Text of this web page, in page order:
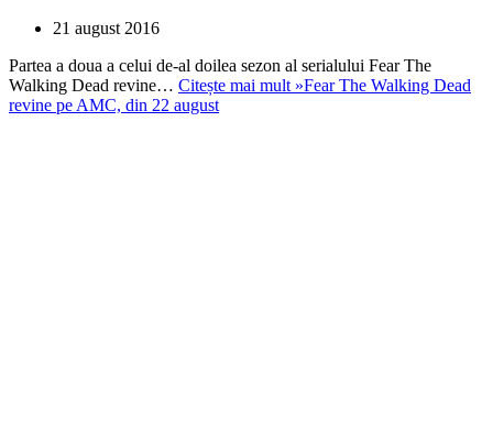
21 august 2016
Partea a doua a celui de-al doilea sezon al serialului Fear The
Walking Dead revine… Citește mai mult »Fear The Walking Dead
revine pe AMC, din 22 august